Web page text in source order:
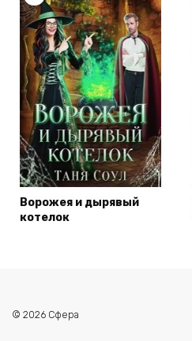
Ворожея и дырявый
котелок
© 2026 Сфера